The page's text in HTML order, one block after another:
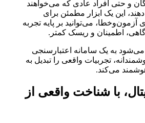
و حتی افراد عادی که می‌خواهند
این یک ابزار مطمئن برای
می‌توانید بر پایه تجربه
اطمینان و ریسک کمتر.
می‌شود به یک سامانه اعتبارسنجی
تجربیات واقعی را تبدیل به
می‌کند.
با شناخت واقعی از